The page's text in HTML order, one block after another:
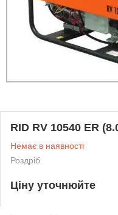
RID RV 10540 ER
Немає в наявності
Роздріб
Ціну уточнюйте